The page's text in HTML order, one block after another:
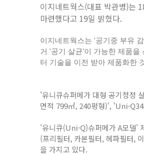
이지네트웍스(대표 박관병)는
마련했다고 19일 밝혔다.
이지네트웍스는 '공기중 부유
거 '공기 살균'이 가능한 제품을
터 기술을 이전 받아 제품화한
'유니큐슈퍼메가 대형 공기청정
면적 799㎡, 240평형)', 'Uni-
'유니큐(Uni-Q)슈퍼메가 A모델'
(프리필터, 카본필터, 헤파필터,
을 가지고 있다.